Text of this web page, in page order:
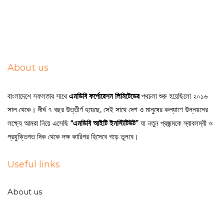
About us
বাংলাদেশে সফলতার সাথেএমডিবি কর্পোরেশন লিমিটেডেরপথচলা শুরু হয়েছিলো ২০১৬
সাল থেকে। দীর্ঘ ৭ বছর উত্তীর্ণ হয়েছে, সেই সাথে দেশ ও মানুষের কল্যাণে উন্নয়নের
লক্ষ্যে আমরা নিয়ে এসেছি “এমডিবি আইটি ইনস্টিটিউট” যা নতুন প্রজন্মকে স্বাবলম্বী ও
প্রযুক্তিগত দিক থেকে দক্ষ কারিগর হিসেবে গড়ে তুলবে।
Useful links
About us